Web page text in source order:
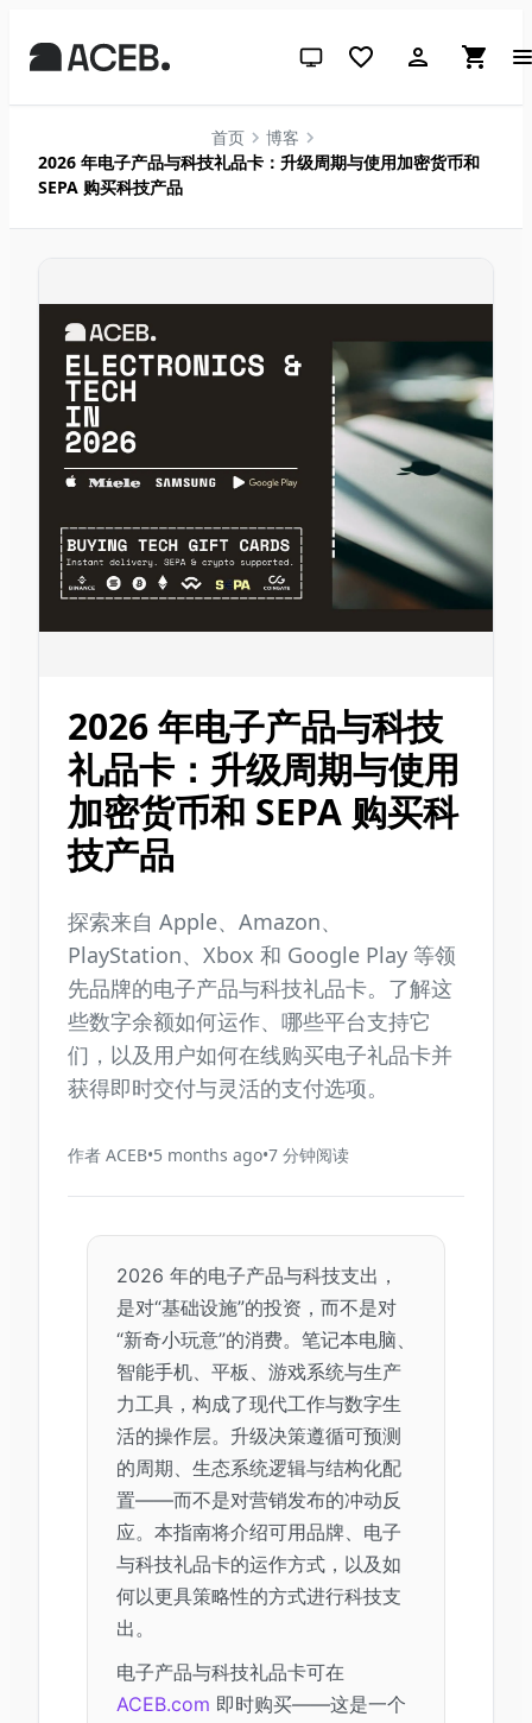
跟随系统（点击切换到浅色）
首页
博客
2026 年电子产品与科技礼品卡：升级周期与使用加密货币和
SEPA 购买科技产品
2026 年电子产品与科技
礼品卡：升级周期与使用
加密货币和 SEPA 购买科
技产品
探索来自 Apple、Amazon、
PlayStation、Xbox 和 Google Play 等领
先品牌的电子产品与科技礼品卡。了解这
些数字余额如何运作、哪些平台支持它
们，以及用户如何在线购买电子礼品卡并
获得即时交付与灵活的支付选项。
作者 ACEB•5 months ago•7 分钟阅读
2026 年的电子产品与科技支出，
是对“基础设施”的投资，而不是对
“新奇小玩意”的消费。笔记本电脑、
智能手机、平板、游戏系统与生产
力工具，构成了现代工作与数字生
活的操作层。升级决策遵循可预测
的周期、生态系统逻辑与结构化配
置——而不是对营销发布的冲动反
应。本指南将介绍可用品牌、电子
与科技礼品卡的运作方式，以及如
何以更具策略性的方式进行科技支
出。
电子产品与科技礼品卡可在
ACEB.com 即时购买——这是一个